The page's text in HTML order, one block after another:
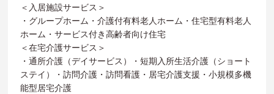
＜入居施設サービス＞
・グループホーム・介護付有料老人ホーム・住宅型有料老人
ホーム・サービス付き高齢者向け住宅
＜在宅介護サービス＞
・通所介護（デイサービス）・短期入所生活介護（ショート
ステイ）・訪問介護・訪問看護・居宅介護支援・小規模多機
能型居宅介護